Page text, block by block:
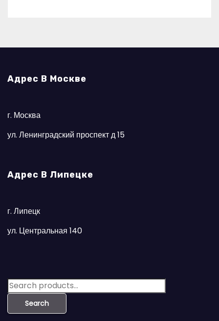
Адрес В Москве
г. Москва
ул. Ленинградский проспект д 15
Адрес В Липецке
г. Липецк
ул. Центральная 140
S
e
Search